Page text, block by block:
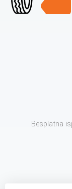
Besplatna